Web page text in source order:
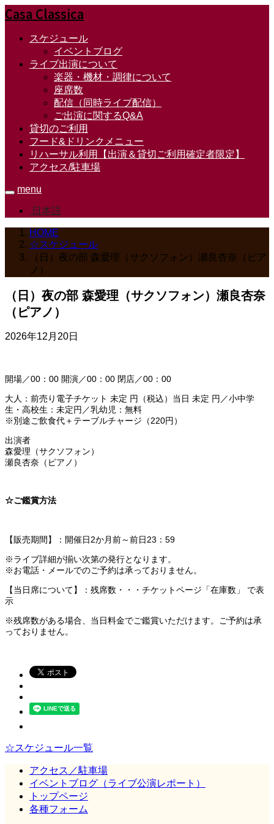
Casa Classica
スケジュール
イベントブログ
ライブ出演について
楽器・機材・調律について
座席数
配信（同時ライブ配信）
ご出演に関するQ&A
貸切のご利用
フード&ドリンクメニュー
リハーサル利用【出演＆貸切ご利用確定者限定】
アクセス/駐車場
menu
日本語
HOME
☆スケジュール
（日）夜の部 森愛理（サクソフォン）瀬良杏奈（ピア
ノ）
（日）夜の部 森愛理（サクソフォン）瀬良杏奈
（ピアノ）
2026年12月20日
開場／00：00 開演／00：00 閉店／00：00
大人：前売り電子チケット 未定 円（税込）当日 未定 円／小中学
生・高校生：未定円／乳幼児：無料
※別途ご飲食代＋テーブルチャージ（220円）
出演者
森愛理（サクソフォン）
瀬良杏奈（ピアノ）
☆ご鑑賞方法
【販売期間】：開催日2か月前～前日23：59
※ライブ詳細が揃い次第の発行となります。
※お電話・メールでのご予約は承っておりません。
【当日席について】：残席数・・・チケットページ「在庫数」 で表
示
※残席数がある場合、当日料金でご鑑賞いただけます。ご予約は承
っておりません。
☆スケジュール一覧
アクセス／駐車場
イベントブログ（ライブ公演レポート）
トップページ
各種フォーム